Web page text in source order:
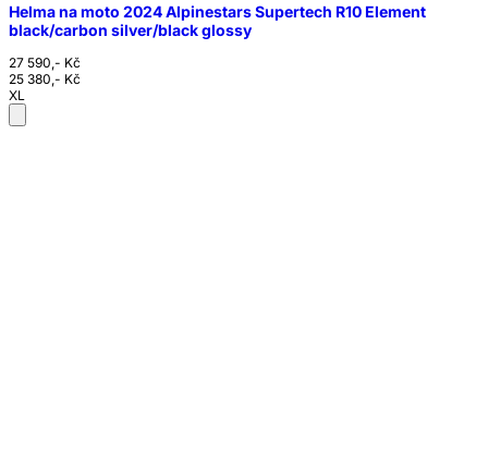
Helma na moto 2024 Alpinestars Supertech R10 Element
black/carbon silver/black glossy
27 590,- Kč
25 380,- Kč
XL